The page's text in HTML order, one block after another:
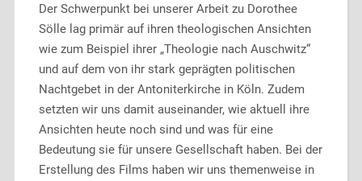
Der Schwerpunkt bei unserer Arbeit zu Dorothee
Sölle lag primär auf ihren theologischen Ansichten
wie zum Beispiel ihrer „Theologie nach Auschwitz“
und auf dem von ihr stark geprägten politischen
Nachtgebet in der Antoniterkirche in Köln. Zudem
setzten wir uns damit auseinander, wie aktuell ihre
Ansichten heute noch sind und was für eine
Bedeutung sie für unsere Gesellschaft haben. Bei der
Erstellung des Films haben wir uns themenweise in